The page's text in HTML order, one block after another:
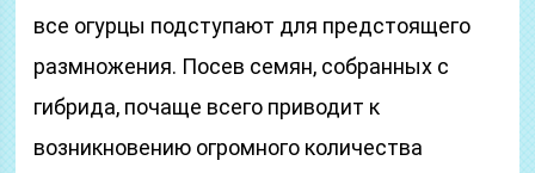
все огурцы подступают для предстоящего
размножения. Посев семян, собранных с
гибрида, почаще всего приводит к
возникновению огромного количества